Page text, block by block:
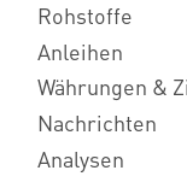
Rohstoffe
Anleihen
Währungen &
Nachrichten
Analysen